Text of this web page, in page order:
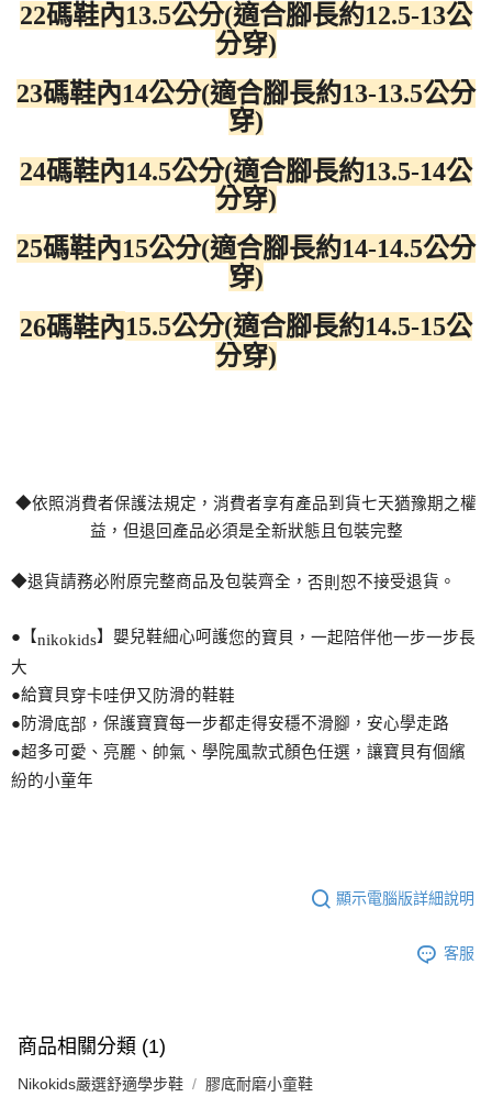
22碼鞋內13.5公分(適合腳長約12.5-13公
分穿)
23碼鞋內14公分(適合腳長約13-13.5公分
穿)
24碼鞋內14.5公分(適合腳長約13.5-14公
分穿)
25碼鞋內15公分(適合腳長約14-14.5公分
穿)
26碼鞋內15.5公分(適合腳長約14.5-15公
分穿)
◆依照消費者保護法規定，消費者享有產品到貨七天猶豫期之權
益，但退回 產品必須是全新狀態且包裝完整
◆退貨請務必附原完整商品及包裝齊全， 否則恕不接受退貨。
●【nikokids】嬰兒鞋細心呵護您的寶貝，一起陪伴他一步一步長
大
●給寶貝穿卡哇伊又防滑的鞋鞋
●防滑底部， 保護寶寶每一步都走得安穩不滑腳 ，安心學走路
●超多可愛、亮麗、帥氣、學院風款式顏色任選，讓寶貝有個繽
紛的小童年
顯示電腦版詳細說明
客服
商品相關分類 (1)
Nikokids嚴選舒適學步鞋 膠底耐磨小童鞋